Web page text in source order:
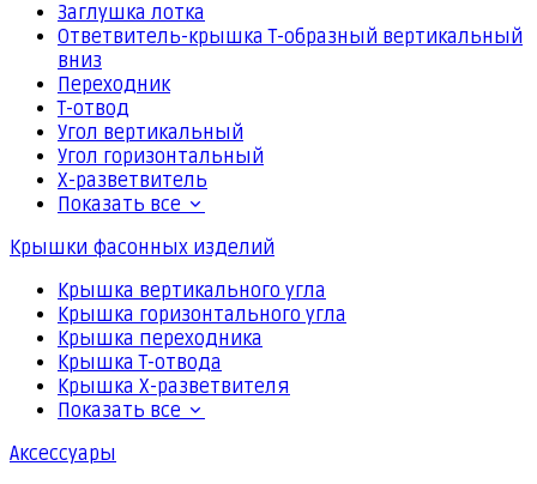
Заглушка лотка
Ответвитель-крышка Т-образный вертикальный
вниз
Переходник
Т-отвод
Угол вертикальный
Угол горизонтальный
Х-разветвитель
Показать все
Крышки фасонных изделий
Крышка вертикального угла
Крышка горизонтального угла
Крышка переходника
Крышка Т-отвода
Крышка Х-разветвителя
Показать все
Аксессуары